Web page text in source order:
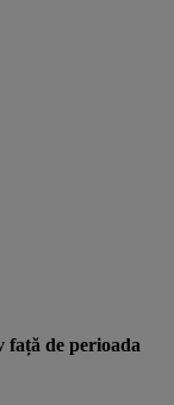
față de perioada